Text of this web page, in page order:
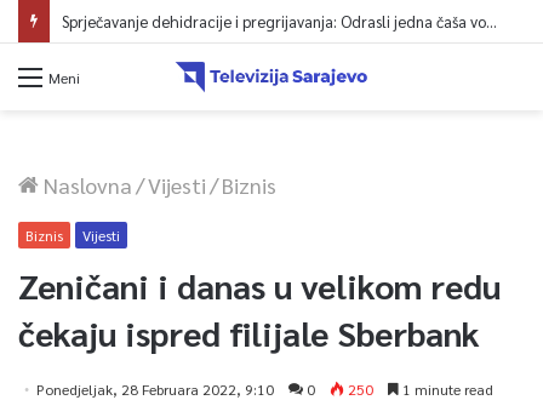
Sprječavanje dehidracije i pregrijavanja: Odrasli jedna čaša vode na sat vremena
Meni
Naslovna/Vijesti/Biznis
Biznis Vijesti
Zeničani i danas u velikom redu
čekaju ispred filijale Sberbank
Ponedjeljak, 28 Februara 2022, 9:10 0 250 1 minute read